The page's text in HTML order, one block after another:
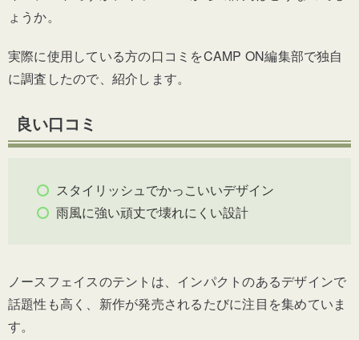
ょうか。
実際に使用している方の口コミをCAMP ON編集部で独自
に調査したので、紹介します。
良い口コミ
スタイリッシュでかっこいいデザイン
雨風に強い頑丈で壊れにくい設計
ノースフェイスのテントは、インパクトのあるデザインで
話題性も高く、新作が発売されるたびに注目を集めていま
す。